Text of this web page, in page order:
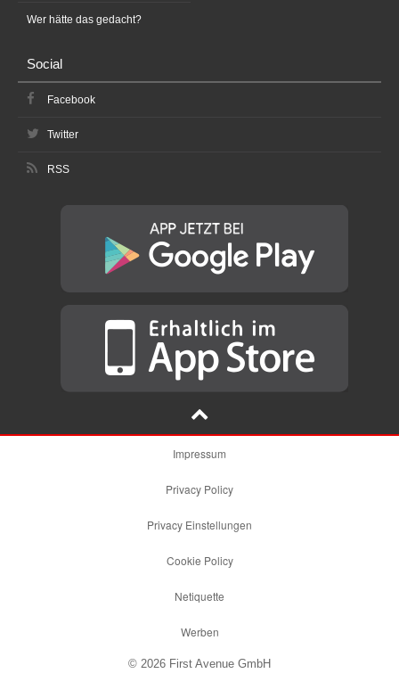
Wer hätte das gedacht?
Social
Facebook
Twitter
RSS
Impressum
Privacy Policy
Privacy Einstellungen
Cookie Policy
Netiquette
Werben
© 2026 First Avenue GmbH